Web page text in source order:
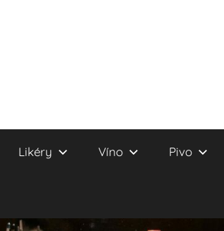
Likéry Víno Pivo